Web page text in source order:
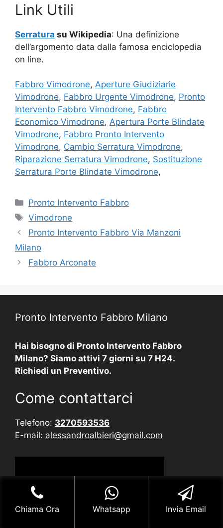
Link Utili
Serratura su Wikipedia: Una definizione
dell’argomento data dalla famosa enciclopedia
on line.
Fabbro Vimodrone, Aperture Giudiziarie
Vimodrone, Fabbro Urgente Vimodrone, Pronto
Intervento Fabbro Vimodrone, Fabbro
Economico Vimodrone, Apertura Porte Blindate
Vimodrone, Fabbro Pronto Intervento
Vimodrone, Cambio Serratura Vimodrone,
Riparazione Serratura Vimodrone, Sostituzione
Serratura Porte Blindate Vimodrone,
Categorie
Pronto Intervento Fabbro
Tag
Vimodrone
Pronto Intervento Fabbro Via Manzoni
Milano
Fabbro Arconate
Pronto Intervento Fabbro Milano
Hai bisogno di Pronto Intervento Fabbro
Milano? Siamo attivi 7 giorni su 7 H24.
Richiedi un Preventivo.
Come contattarci
Telefono: 3270593536
E-mail: alessandroalbieri@gmail.com
Chiama Ora Whatsapp Invia Email